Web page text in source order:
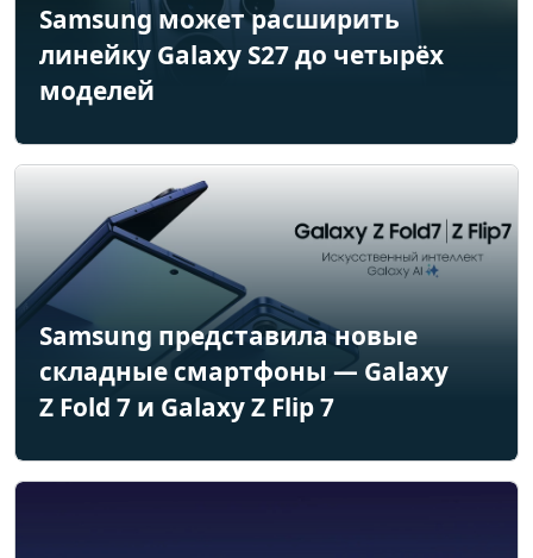
Samsung может расширить
линейку Galaxy S27 до четырёх
моделей
Samsung представила новые
складные смартфоны — Galaxy
Z Fold 7 и Galaxy Z Flip 7